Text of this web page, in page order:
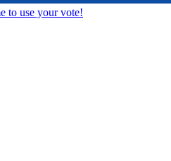
to use your vote!